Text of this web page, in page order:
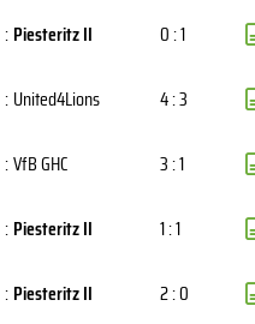
: Piesteritz II
0 : 1
: United4Lions
4 : 3
:VfB GHC
3 : 1
: Piesteritz II
1 : 1
: Piesteritz II
2 : 0